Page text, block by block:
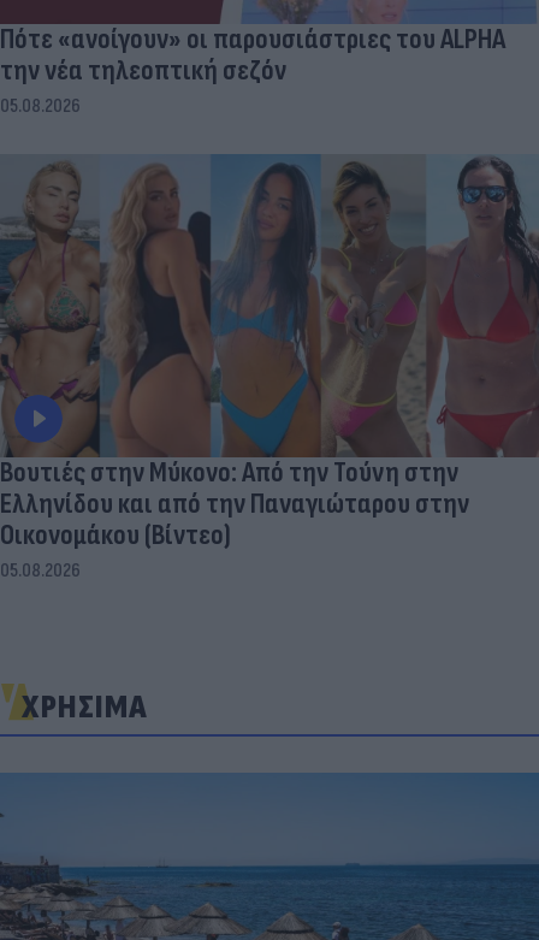
Πότε «ανοίγουν» οι παρουσιάστριες του ALPHA
την νέα τηλεοπτική σεζόν
05.08.2026
Βουτιές στην Μύκονo: Από την Τούνη στην
Ελληνίδου και από την Παναγιώταρου στην
Οικονομάκου (Βίντεο)
05.08.2026
ΧΡΗΣΙΜΑ